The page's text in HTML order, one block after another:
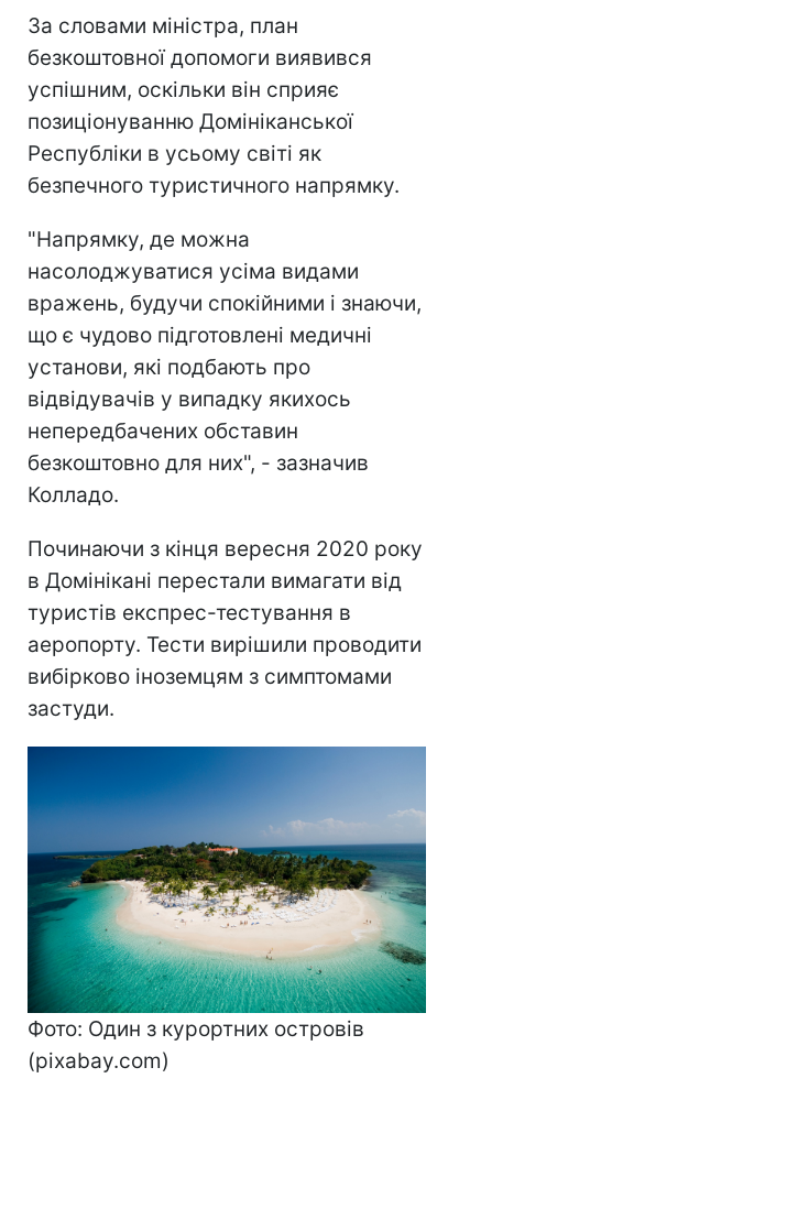
За словами міністра, план
безкоштовної допомоги виявився
успішним, оскільки він сприяє
позиціонуванню Домініканської
Республіки в усьому світі як
безпечного туристичного напрямку.
"Напрямку, де можна
насолоджуватися усіма видами
вражень, будучи спокійними і знаючи,
що є чудово підготовлені медичні
установи, які подбають про
відвідувачів у випадку якихось
непередбачених обставин
безкоштовно для них", - зазначив
Колладо.
Починаючи з кінця вересня 2020 року
в Домінікані перестали вимагати від
туристів експрес-тестування в
аеропорту. Тести вирішили проводити
вибірково іноземцям з симптомами
застуди.
Фото: Один з курортних островів
(pixabay.com)